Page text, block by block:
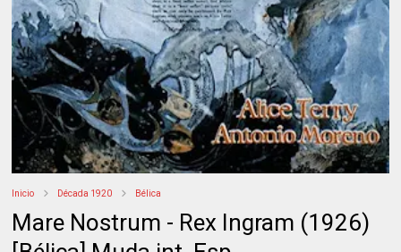
Inicio Década 1920 Bélica
Mare Nostrum - Rex Ingram (1926)